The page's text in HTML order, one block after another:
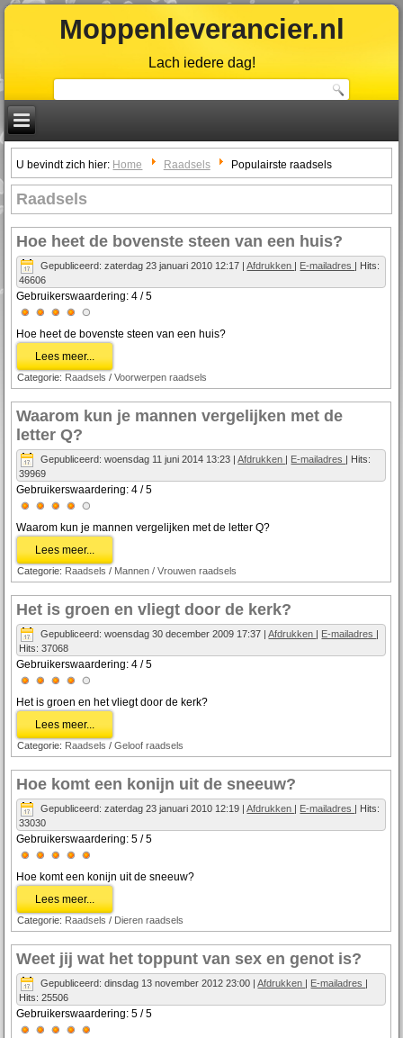
Moppenleverancier.nl
Lach iedere dag!
U bevindt zich hier: Home Raadsels Populairste raadsels
Raadsels
Hoe heet de bovenste steen van een huis?
Gepubliceerd: zaterdag 23 januari 2010 12:17 |Afdrukken | E-mailadres | Hits:
46606
Gebruikerswaardering:4 /5
Hoe heet de bovenste steen van een huis?
Lees meer...
Categorie: Raadsels /Voorwerpen raadsels
Waarom kun je mannen vergelijken met de
letter Q?
Gepubliceerd: woensdag 11 juni 2014 13:23 |Afdrukken | E-mailadres | Hits:
39969
Gebruikerswaardering:4 /5
Waarom kun je mannen vergelijken met de letter Q?
Lees meer...
Categorie: Raadsels / Mannen / Vrouwen raadsels
Het is groen en vliegt door de kerk?
Gepubliceerd: woensdag 30 december 2009 17:37 |Afdrukken | E-mailadres |
Hits: 37068
Gebruikerswaardering:4 /5
Het is groen en het vliegt door de kerk?
Lees meer...
Categorie: Raadsels /Geloof raadsels
Hoe komt een konijn uit de sneeuw?
Gepubliceerd: zaterdag 23 januari 2010 12:19 |Afdrukken | E-mailadres | Hits:
33030
Gebruikerswaardering:5 /5
Hoe komt een konijn uit de sneeuw?
Lees meer...
Categorie: Raadsels / Dieren raadsels
Weet jij wat het toppunt van sex en genot is?
Gepubliceerd: dinsdag 13 november 2012 23:00 |Afdrukken | E-mailadres |
Hits: 25506
Gebruikerswaardering:5 /5